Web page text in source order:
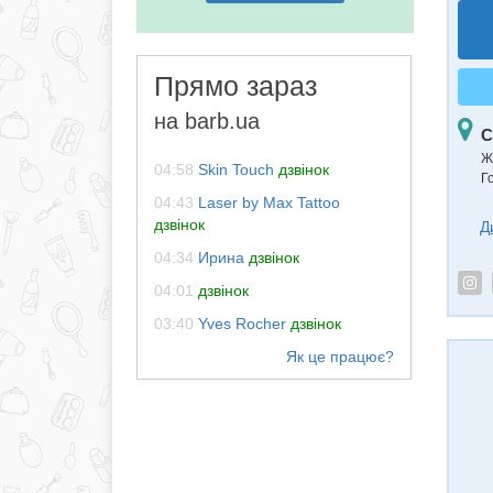
Прямо зараз
на barb.ua
04:58 Skin Touch дзвінок
04:43 Laser by Max Tattoo
дзвінок
04:34 Ирина дзвінок
04:01 дзвінок
03:40 Yves Rocher дзвінок